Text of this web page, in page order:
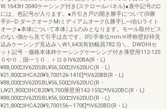
W:1643H:2040ケーシング付き(ステロールパネル)●衰中記号の□
には、色記号が入ります。●片引き戸の開き勝手について(R勝
手)l―D:ダークオークMiミディアムオーク(L勝手)_―l合Liライト
オーク●本体について本体￨よLのみとなります。モール取付ビス
のない側から見て引手は左です。0引手単位mmＨ呼称壁好枠見
込みケーシング見込み＼W1,643(有効幅員782.5)＼、DWDHIセ
ット記号・価格本体枠ケーシングケーシング付き薄壁用112-125
０や０，国一う０．ｒロネIV620BA(R・L)
¥88,000□IV620SBL¥56,500□IV620UC(R・L)
¥21,800□IHCA20¥9,700126-141E]*IV620BB(R・L)
¥88,000□IV620SBL¥56,500□IV620UC(R・
Ll¥21,800□IHCB20¥9,700厚壁用142-155□*lV620BC(R・L)
¥88,000□IV620SBL¥56,500□IV620UD(R・L)
¥21,800□IHCA20¥9,700156∼170E]*IV620BD(R・L)